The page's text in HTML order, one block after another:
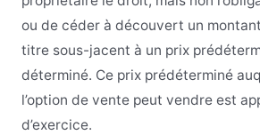
ou de céder à découvert un
titre sous-jacent à un prix
déterminé. Ce prix prédéterminé
l’option de vente peut vendre est
d’exercice.